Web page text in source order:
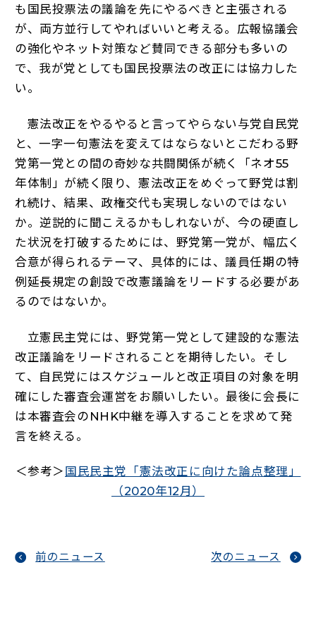
も国民投票法の議論を先にやるべきと主張される
が、両方並行してやればいいと考える。広報協議会
の強化やネット対策など賛同できる部分も多いの
で、我が党としても国民投票法の改正には協力した
い。
憲法改正をやるやると言ってやらない与党自民党
と、一字一句憲法を変えてはならないとこだわる野
党第一党との間の奇妙な共闘関係が続く「ネオ55
年体制」が続く限り、憲法改正をめぐって野党は割
れ続け、結果、政権交代も実現しないのではない
か。逆説的に聞こえるかもしれないが、今の硬直し
た状況を打破するためには、野党第一党が、幅広く
合意が得られるテーマ、具体的には、議員任期の特
例延長規定の創設で改憲議論をリードする必要があ
るのではないか。
立憲民主党には、野党第一党として建設的な憲法
改正議論をリードされることを期待したい。そし
て、自民党にはスケジュールと改正項目の対象を明
確にした審査会運営をお願いしたい。最後に会長に
は本審査会のNHK中継を導入することを求めて発
言を終える。
＜参考＞ 国民民主党「憲法改正に向けた論点整理」
（2020年12月）
前のニュース 次のニュース